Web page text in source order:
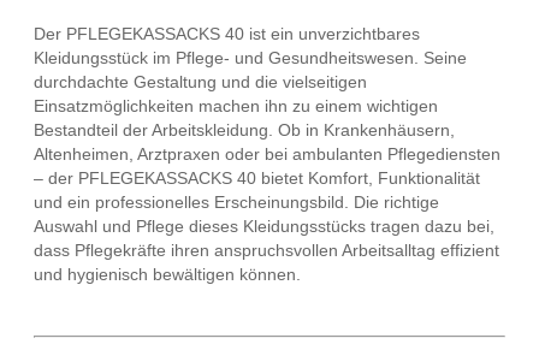
Der PFLEGEKASSACKS 40 ist ein unverzichtbares
Kleidungsstück im Pflege- und Gesundheitswesen. Seine
durchdachte Gestaltung und die vielseitigen
Einsatzmöglichkeiten machen ihn zu einem wichtigen
Bestandteil der Arbeitskleidung. Ob in Krankenhäusern,
Altenheimen, Arztpraxen oder bei ambulanten Pflegediensten
– der PFLEGEKASSACKS 40 bietet Komfort, Funktionalität
und ein professionelles Erscheinungsbild. Die richtige
Auswahl und Pflege dieses Kleidungsstücks tragen dazu bei,
dass Pflegekräfte ihren anspruchsvollen Arbeitsalltag effizient
und hygienisch bewältigen können.